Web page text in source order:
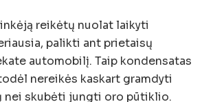
reikėtų nuolat laikyti
palikti ant prietaisų
automobilį. Taip kondensatas
nereikės kaskart gramdyti
nei skubėti jungti oro pūtiklio.